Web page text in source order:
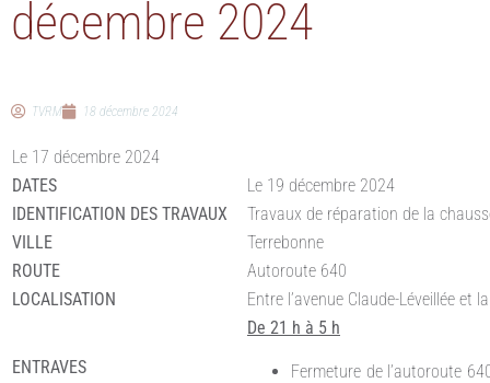
décembre 2024
TVRM 18 décembre 2024
Le 17 décembre 2024
DATES
Le 19 décembre 2024
IDENTIFICATION DES TRAVAUX
Travaux de réparation de la
VILLE
Terrebonne
ROUTE
Autoroute 640
LOCALISATION
Entre l’avenue Claude-Léveillée
ENTRAVES
De 21 h à 5 h
Fermeture de l’autoroute